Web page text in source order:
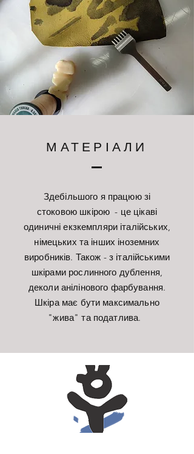
МАТЕРІАЛИ
Здебільшого я працюю зі
стоковою шкірою - це цікаві
одиничні екзкемпляри італійських,
німецьких та інших іноземних
виробників. Також - з італійськими
шкірами рослинного дублення,
деколи анілінового фарбування.
Шкіра має бути максимально
"жива" та податлива.